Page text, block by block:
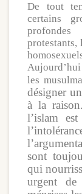
De tout
certains
protestants,
les
désigner
à la
l’islam
sont
qui
urgent de